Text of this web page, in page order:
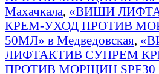
Махачкала, «ВИШИ
КРЕМ-УХОД ПРОТИВ
50МЛ» в Медведовская,
ЛИФТАКТИВ СУПРЕМ
ПРОТИВ МОРЩИН SPF30